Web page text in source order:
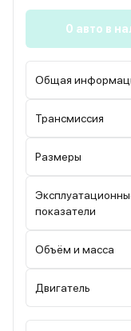
0 авто в
Общая
Трансмиссия
Размеры
показатели
Объём и масса
Двигатель